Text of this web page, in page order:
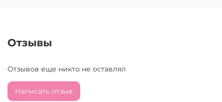
Отзывы
Отзывов еще никто не оставлял
Написать отзыв